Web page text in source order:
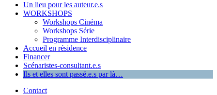
Un lieu pour les auteur.e.s
WORKSHOPS
Workshops Cinéma
Workshops Série
Programme Interdisciplinaire
Accueil en résidence
Financer
Scénaristes-consultant.e.s
Ils et elles sont passé.e.s par là…
Contact